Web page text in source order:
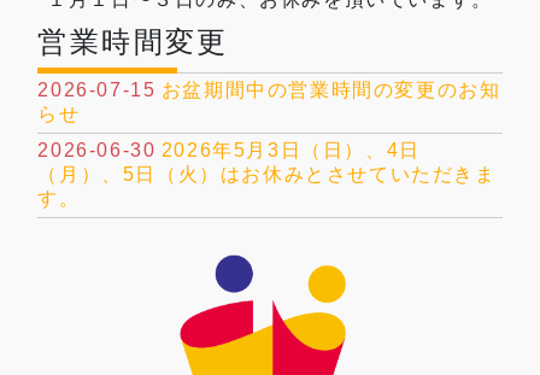
営業時間変更
2026-07-15 お盆期間中の営業時間の変更のお知
らせ
2026-06-30 2026年5月3日（日）、4日
（月）、5日（火）はお休みとさせていただきま
す。